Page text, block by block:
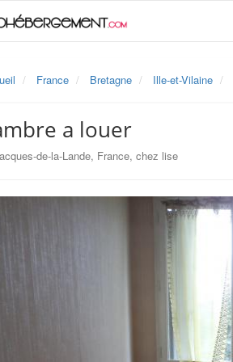
France Bretagne Ille-et-Vilaine
a louer
de-la-Lande, France, chez lise